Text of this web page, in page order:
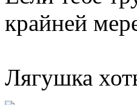
крайней
Лягушка